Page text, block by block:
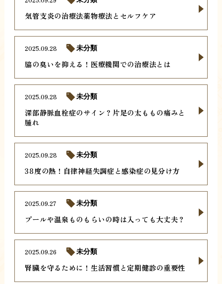
気管支炎の治療法薬物療法とセルフケア
脇の臭いを抑える！医療機関での治療法とは
2025.09.28 未分類
深部静脈血栓症のサイン？片足の太ももの痛みと
腫れ
2025.09.28 未分類
38度の熱！自律神経失調症と感染症の見分け方
2025.09.28 未分類
プールや温泉ものもらいの時は入っても大丈夫？
2025.09.27 未分類
腎臓を守るために！生活習慣と定期健診の重要性
2025.09.26 未分類